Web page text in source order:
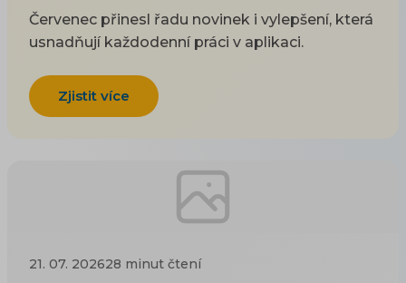
Červenec přinesl řadu novinek i vylepšení, která
usnadňují každodenní práci v aplikaci.
Zjistit více
21. 07. 202628 minut čtení